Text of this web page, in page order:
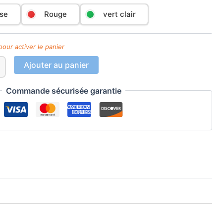
Rouge vert clair
Ajouter au panier
Commande sécurisée garantie